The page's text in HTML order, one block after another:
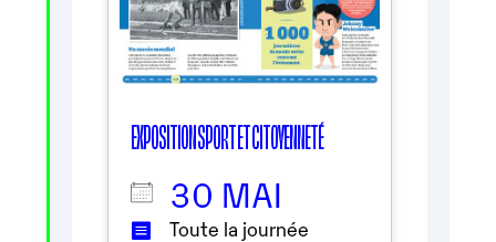
EXPOSITION SPORT ET CITOYENNETÉ
30 MAI
Toute la journée